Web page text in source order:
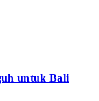
untuk Bali